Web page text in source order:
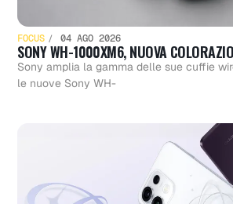
FOCUS 04 AGO 2026
SONY WH-1000XM6, NUOVA
Sony amplia la gamma delle sue cuffie
le nuove Sony WH-